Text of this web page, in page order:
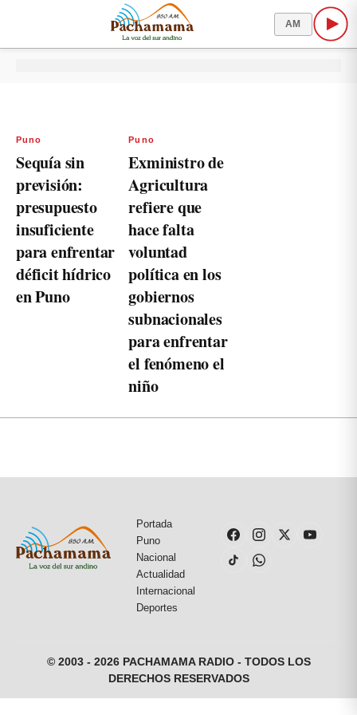
AM
Puno
Sequía sin
previsión:
presupuesto
insuficiente
para enfrentar
déficit hídrico
en Puno
Puno
Exministro de
Agricultura
refiere que
hace falta
voluntad
política en los
gobiernos
subnacionales
para enfrentar
el fenómeno el
niño
Portada
Puno
Nacional
Actualidad
Internacional
Deportes
© 2003 - 2026 PACHAMAMA RADIO - TODOS LOS
DERECHOS RESERVADOS